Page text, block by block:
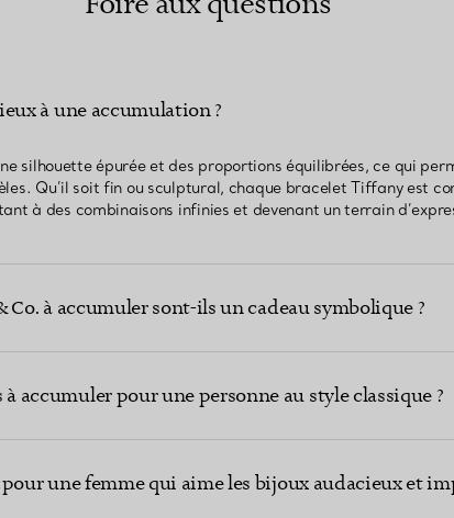
à une accumulation ?
silhouette épurée et des proportions équilibrées, ce qui
Qu’il soit fin ou sculptural, chaque bracelet Tiffany est
à des combinaisons infinies et devenant un terrain
à accumuler sont-ils un cadeau symbolique ?
accumuler pour une personne au style classique ?
une femme qui aime les bijoux audacieux et